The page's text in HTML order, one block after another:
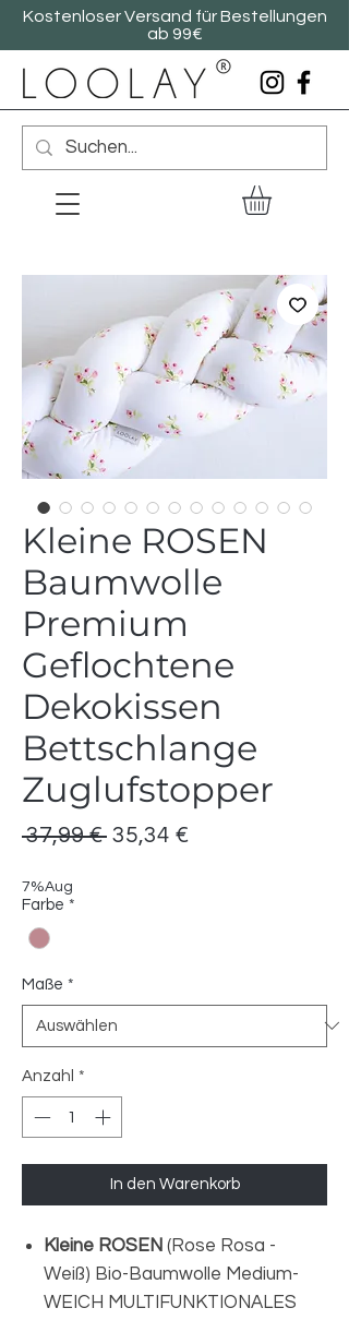
Kostenloser Versand für Bestellungen
ab 99€
Kleine ROSEN
Baumwolle
Premium
Geflochtene
Dekokissen
Bettschlange
Zuglufstopper
37,99 € Standardpreis
35,34 €
7%Aug
Farbe *
Maße *
Anzahl *
In den Warenkorb
Kleine ROSEN (Rose Rosa -
Weiß) Bio-Baumwolle Medium-
WEICH MULTIFUNKTIONALES